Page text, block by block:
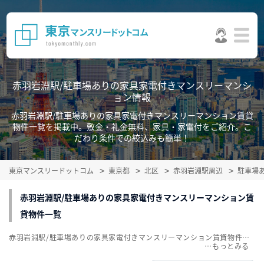
赤羽岩淵駅/駐車場ありの家具家電付きマンスリーマンシ
ョン情報
赤羽岩淵駅/駐車場ありの家具家電付きマンスリーマンション賃貸
物件一覧を掲載中。敷金・礼金無料、家具・家電付をご紹介。こ
だわり条件での絞込みも簡単！
東京マンスリードットコム 東京都 北区 赤羽岩淵駅周辺 駐車場
赤羽岩淵駅/駐車場ありの家具家電付きマンスリーマンション賃
貸物件一覧
赤羽岩淵駅/駐車場ありの家具家電付きマンスリーマンション賃貸物件一覧を掲載中。敷金・礼金無料、家具・家電付をご紹介。こだわり条件での絞込みも簡単！
…